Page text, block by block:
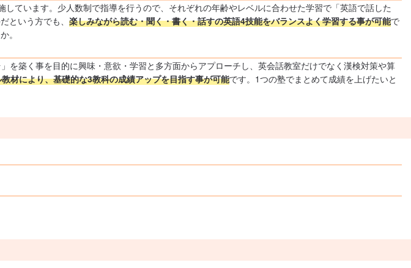
ています。少人数制で指導を行うので、それぞれの年齢やレベルに合わせた学習で「英語で話した
という方でも、 楽しみながら読む・聞く・書く・話すの英語4技能をバランスよく学習する事が可能で
。
築く事を目的に興味・意欲・学習と多方面からアプローチし、英会話教室だけでなく漢検対策や算
材により、基礎的な3教科の成績アップを目指す事が可能です。1つの塾でまとめて成績を上げたいと